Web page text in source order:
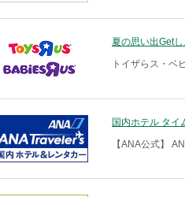
夏の思い出Get
トイザらス・ベ
国内ホテル タイ
【ANA公式】